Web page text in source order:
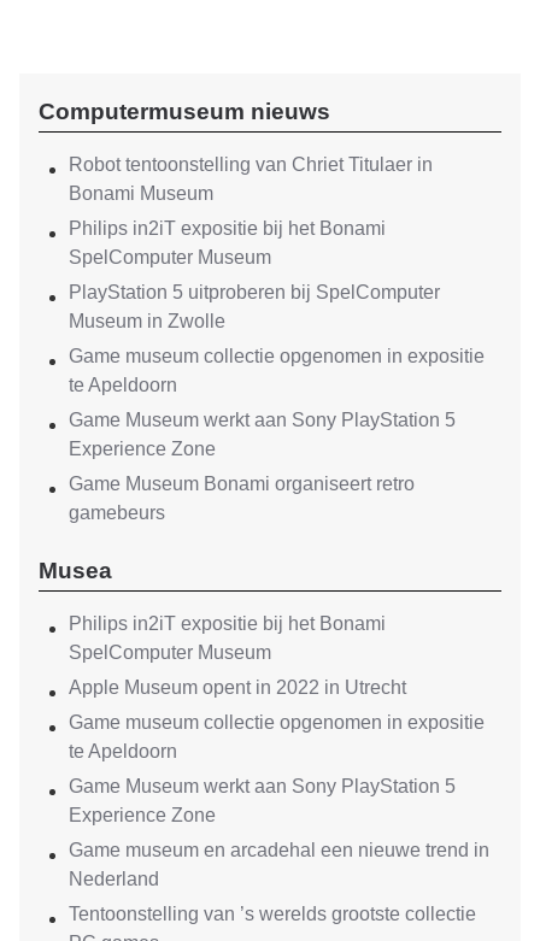
Computermuseum nieuws
Robot tentoonstelling van Chriet Titulaer in
Bonami Museum
Philips in2iT expositie bij het Bonami
SpelComputer Museum
PlayStation 5 uitproberen bij SpelComputer
Museum in Zwolle
Game museum collectie opgenomen in expositie
te Apeldoorn
Game Museum werkt aan Sony PlayStation 5
Experience Zone
Game Museum Bonami organiseert retro
gamebeurs
Musea
Philips in2iT expositie bij het Bonami
SpelComputer Museum
Apple Museum opent in 2022 in Utrecht
Game museum collectie opgenomen in expositie
te Apeldoorn
Game Museum werkt aan Sony PlayStation 5
Experience Zone
Game museum en arcadehal een nieuwe trend in
Nederland
Tentoonstelling van ’s werelds grootste collectie